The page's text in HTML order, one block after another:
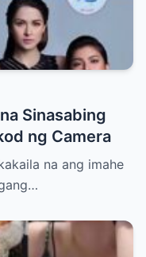
Sinasabing
ng Camera
na ang imahe